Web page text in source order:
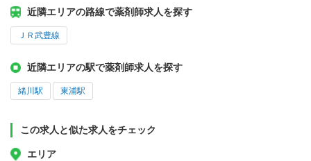
近隣エリアの路線で薬剤師求人を探す
ＪＲ武豊線
近隣エリアの駅で薬剤師求人を探す
緒川駅 東浦駅
この求人と似た求人をチェック
エリア